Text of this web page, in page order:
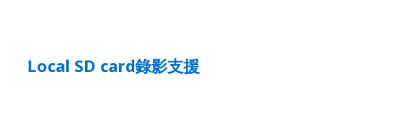
Local SD card錄影支援